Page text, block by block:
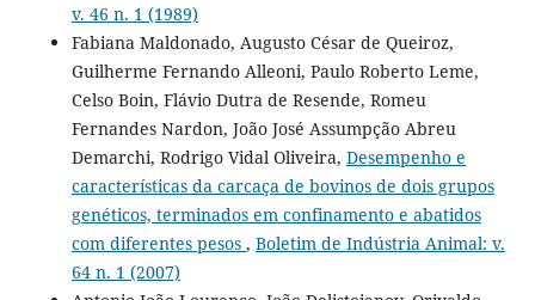
v. 46 n. 1 (1989)
Fabiana Maldonado, Augusto César de Queiroz,
Guilherme Fernando Alleoni, Paulo Roberto Leme,
Celso Boin, Flávio Dutra de Resende, Romeu
Fernandes Nardon, João José Assumpção Abreu
Demarchi, Rodrigo Vidal Oliveira, Desempenho e
características da carcaça de bovinos de dois grupos
genéticos, terminados em confinamento e abatidos
com diferentes pesos , Boletim de Indústria Animal: v.
64 n. 1 (2007)